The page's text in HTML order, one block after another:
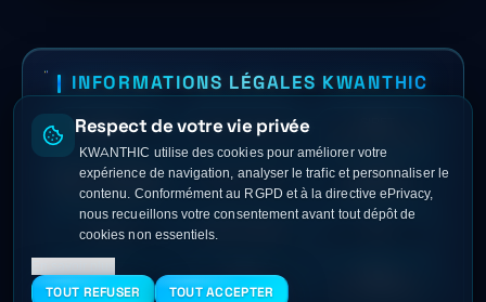
Respect de votre vie privée
KWANTHIC utilise des cookies pour améliorer votre
expérience de navigation, analyser le trafic et personnaliser le
contenu. Conformément au RGPD et à la directive ePrivacy,
nous recueillons votre consentement avant tout dépôt de
cookies non essentiels.
TOUT REFUSER TOUT ACCEPTER
INFORMATIONS LÉGALES KWANTHIC
KWANTHIC SASU · RCS Paris
66 Av. des Champs-
Élysées, 75008 Paris
01 89 72 42 09
contact@
kwanthic.com
Facebook Mentions légales
©2026
Tous droits réservés